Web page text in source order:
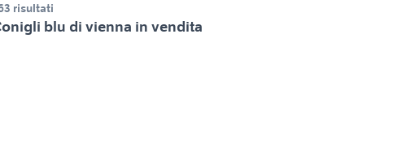
risultati
blu di vienna in vendita